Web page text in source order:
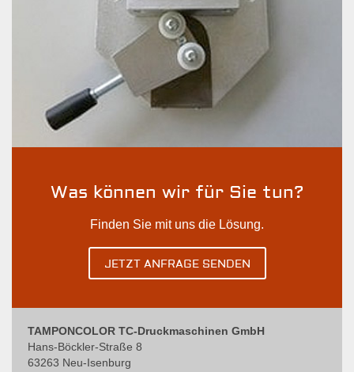
Was können wir für Sie tun?
Finden Sie mit uns die Lösung.
JETZT ANFRAGE SENDEN
TAMPONCOLOR TC-Druckmaschinen GmbH
Hans-Böckler-Straße 8
63263 Neu-Isenburg